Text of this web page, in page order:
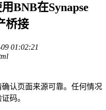
BNB在Synapse
桥接
01:02:21
认页面来源可靠。任何情况
码。